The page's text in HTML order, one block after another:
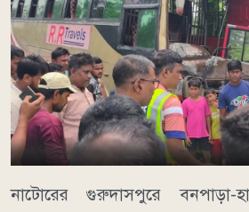
নাটোরের গুরুদাসপুরে বনপাড়া-